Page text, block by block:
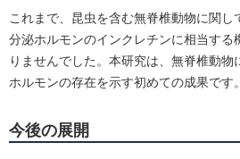
これまで、昆虫を含む無脊椎動物に関し
分泌ホルモンのインクレチンに相当する
りませんでした。本研究は、無脊椎動
ホルモンの存在を示す初めての成果です。
今後の展開